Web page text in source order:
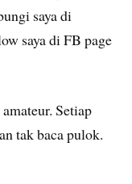
saya di
saya di FB page
Setiap
tak baca pulok.